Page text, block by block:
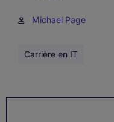
Michael Page
Carrière en IT